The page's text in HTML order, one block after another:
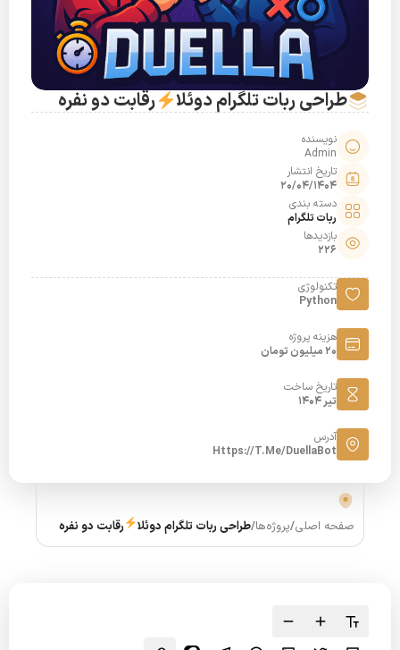
طراحی ربات تلگرام دوئلا رقابت دو نفره
نویسنده
Admin
تاریخ انتشار
20/04/1404
دسته بندی
ربات تلگرام
بازدیدها
226
تکنولوژی
Python
هزینه پروژه
20 میلیون تومان
تاریخ ساخت
تیر 1404
آدرس
Https://t.me/DuellaBot
صفحه اصلی/پروژه‌ها/طراحی ربات تلگرام دوئلا رقابت دو نفره